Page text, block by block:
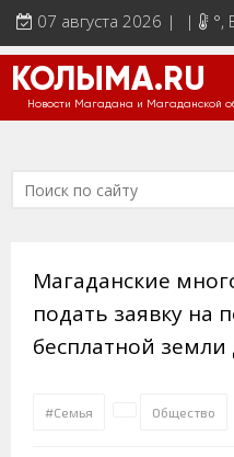
07 августа 2026 | | °,
КОЛЫМА.RU
Новости Магадана и Магаданской
Магаданские
подать заявку на
бесплатной земли
#Семья Общество